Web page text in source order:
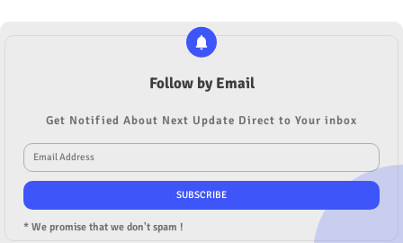
Follow by Email
Get Notified About Next Update Direct to Your inbox
* We promise that we don't spam !